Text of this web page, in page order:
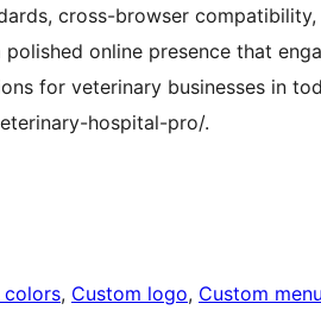
cross-browser
online presence that
for veterinary businesses in
hospital-pro/.
colors, Custom logo, Custom menu